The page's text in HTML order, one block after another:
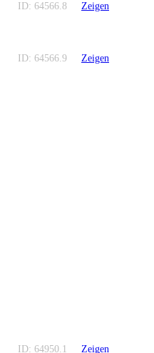
ID: 64566.8 Zeigen
ID: 64566.9 Zeigen
ID: 64950.1 Zeigen